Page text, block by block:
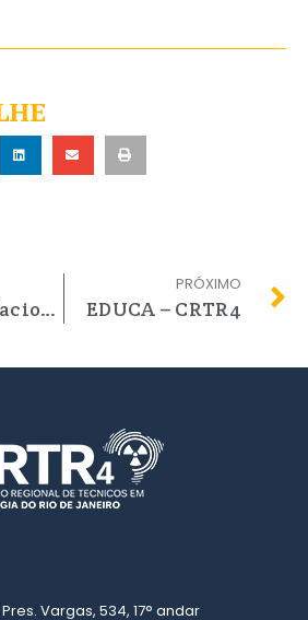
Comissão Nacional de Recursos Eleitorais solta nota de Esclarecimento com apoio de Regionais
PRÓXIMO
EDUCA – CRTR4
Pres. Vargas, 534, 17° andar